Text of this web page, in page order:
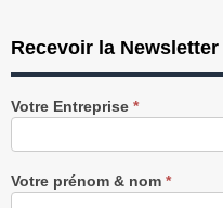
Recevoir la Newsletter
Recevez
notre
gratuitement
Votre Entreprise *
Votre prénom & nom *